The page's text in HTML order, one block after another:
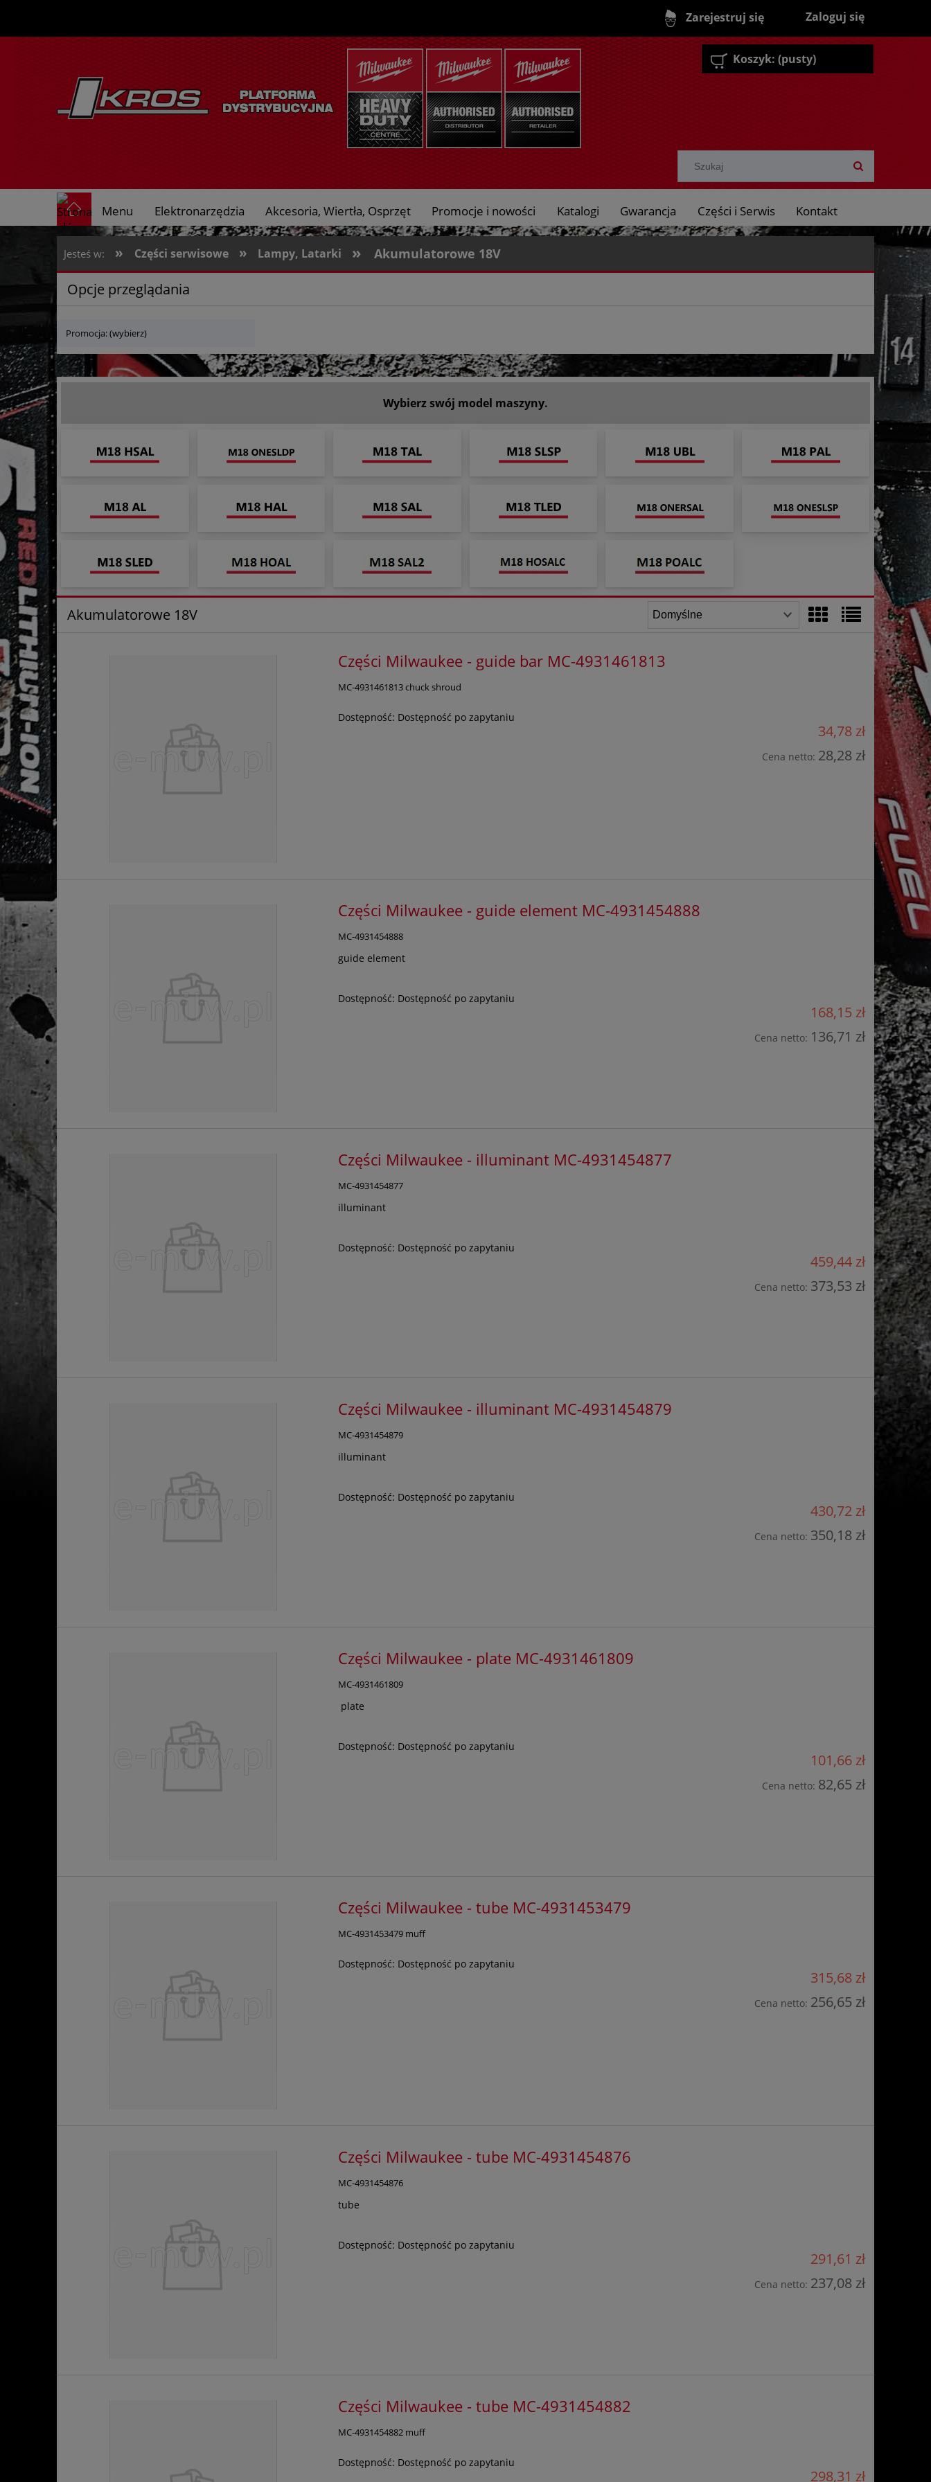
Zarejestruj się Zaloguj się
Koszyk: (pusty)
Menu Elektronarzędzia Akcesoria, Wiertła, Osprzęt Promocje i nowości Katalogi Gwarancja Części i Serwis Kontakt
O nas
Jesteś w: » Części serwisowe » Lampy, Latarki » Akumulatorowe 18V
Opcje przeglądania
Promocja: (wybierz)
Wybierz swój model maszyny.
Akumulatorowe 18V
Części Milwaukee - guide bar MC-4931461813
MC-4931461813 chuck shroud
Dostępność: Dostępność po zapytaniu
34,78 zł
Cena netto: 28,28 zł
Części Milwaukee - guide element MC-4931454888
MC-4931454888
guide element
Dostępność: Dostępność po zapytaniu
168,15 zł
Cena netto: 136,71 zł
Części Milwaukee - illuminant MC-4931454877
MC-4931454877
illuminant
Dostępność: Dostępność po zapytaniu
459,44 zł
Cena netto: 373,53 zł
Części Milwaukee - illuminant MC-4931454879
MC-4931454879
illuminant
Dostępność: Dostępność po zapytaniu
430,72 zł
Cena netto: 350,18 zł
Części Milwaukee - plate MC-4931461809
MC-4931461809
plate
Dostępność: Dostępność po zapytaniu
101,66 zł
Cena netto: 82,65 zł
Części Milwaukee - tube MC-4931453479
MC-4931453479 muff
Dostępność: Dostępność po zapytaniu
315,68 zł
Cena netto: 256,65 zł
Części Milwaukee - tube MC-4931454876
MC-4931454876
tube
Dostępność: Dostępność po zapytaniu
291,61 zł
Cena netto: 237,08 zł
Części Milwaukee - tube MC-4931454882
MC-4931454882 muff
Dostępność: Dostępność po zapytaniu
298,31 zł